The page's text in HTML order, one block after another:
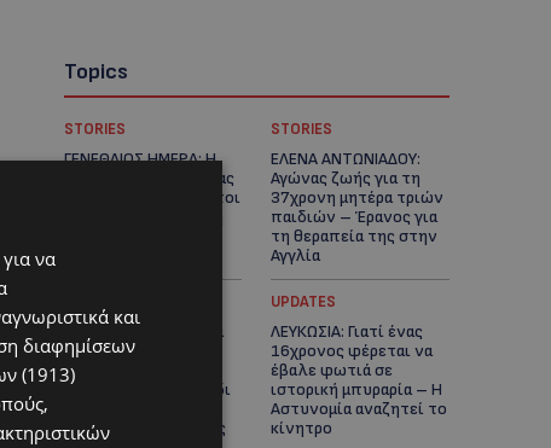
Topics
STORIES
ΓΕΝΕΘΛΙΟΣ ΗΜΕΡΑ: Η
ηλικία είναι μόνο ένας
αριθμός – Οι άνθρωποι
STORIES
ΕΛΕΝΑ ΑΝΤΩΝΙΑΔΟΥ:
Αγώνας ζωής για τη
37χρονη μητέρα τριών
παιδιών – Έρανος για
τη θεραπεία της στην
Αγγλία
ΚΑΤΑΓΓΕΛΙΑ: Για άνδρα
που φέρεται να
παρενοχλούσε
γυναίκες στο Δασούδι
αστυνομικές έρευνες
UPDATES
ΛΕΥΚΩΣΙΑ: Γιατί ένας
16χρονος φέρεται να
έβαλε φωτιά σε
ιστορική μπυραρία – Η
Αστυνομία αναζητεί το
κίνητρο
να
και
διαφημίσεων
(1913)